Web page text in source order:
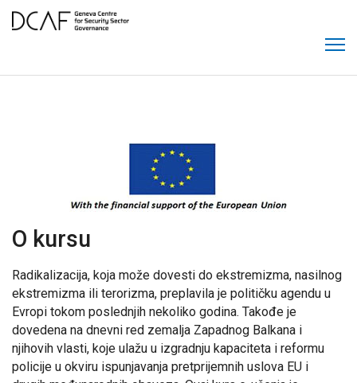
O kursu
Radikalizacija, koja može dovesti do ekstremizma, nasilnog
ekstremizma ili terorizma, preplavila je političku agendu u
Evropi tokom poslednjih nekoliko godina. Takođe je
dovedena na dnevni red zemalja Zapadnog Balkana i
njihovih vlasti, koje ulažu u izgradnju kapaciteta i reformu
policije u okviru ispunjavanja pretprijemnih uslova EU i